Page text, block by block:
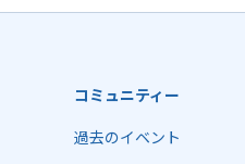
コミュニティー
過去のイベント